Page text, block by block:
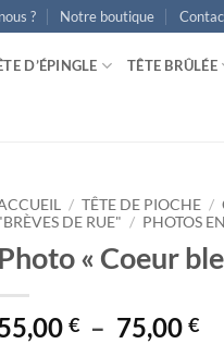
? Notre boutique
D’ÉPINGLE TÊTE BRÛLÉE
/ TÊTE DE PIOCHE /
DE RUE" / PHOTOS
Photo « Coeur
€ – 75,00 €